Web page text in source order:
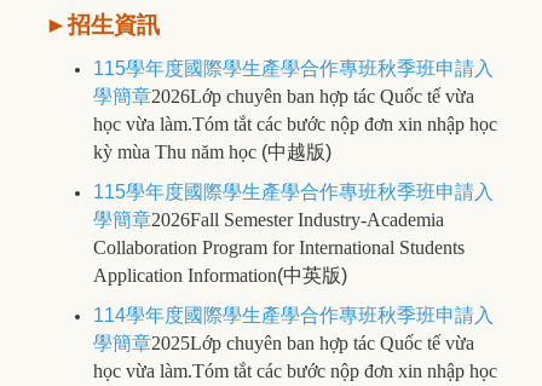
►招生資訊
115學年度國際學生產學合作專班秋季班申請入
學簡章2026Lớp chuyên ban hợp tác Quốc tế vừa
học vừa làm.Tóm tắt các bước nộp đơn xin nhập học
kỳ mùa Thu năm học (中越版)
115學年度國際學生產學合作專班秋季班申請入
學簡章2026Fall Semester Industry-Academia
Collaboration Program for International Students
Application Information(中英版)
114學年度國際學生產學合作專班秋季班申請入
學簡章2025Lớp chuyên ban hợp tác Quốc tế vừa
học vừa làm.Tóm tắt các bước nộp đơn xin nhập học